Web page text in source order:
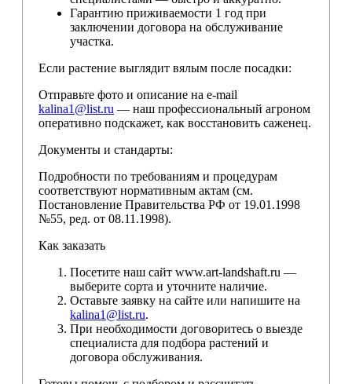
Гарантию приживаемости 1 год при
заключении договора на обслуживание
участка.
Если растение выглядит вялым после посадки:
Отправьте фото и описание на e-mail
kalina1@list.ru — наш профессиональный агроном
оперативно подскажет, как восстановить саженец.
Документы и стандарты:
Подробности по требованиям и процедурам
соответствуют нормативным актам (см.
Постановление Правительства РФ от 19.01.1998
№55, ред. от 08.11.1998).
Как заказать
Посетите наш сайт www.art-landshaft.ru —
выберите сорта и уточните наличие.
Оставьте заявку на сайте или напишите на
kalina1@list.ru.
При необходимости договоритесь о выезде
специалиста для подбора растений и
договора обслуживания.